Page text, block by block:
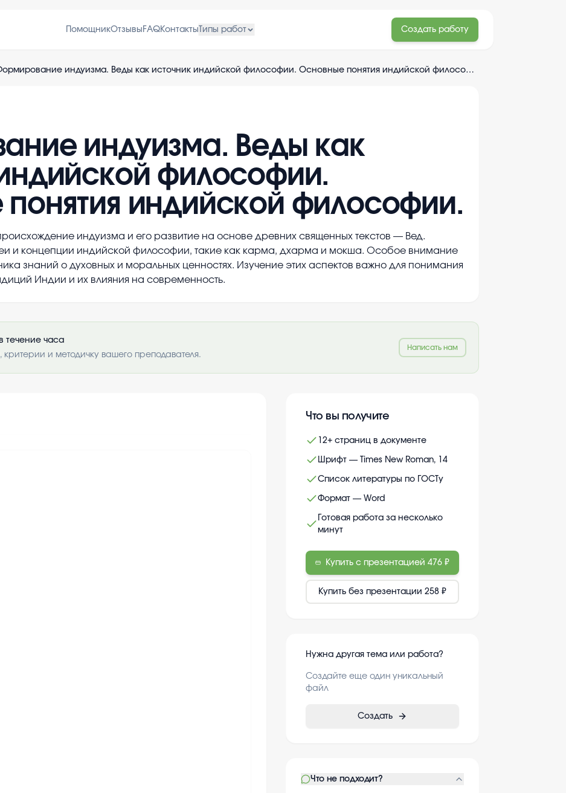
ПомощникОтзывы FAQКонтакты Типы работ Создать работу
Формирование индуизма. Веды как источник индийской философии. Основные понятия индийской философии.
индуизма. Веды как
философии.
индийской философии.
индуизма и его развитие на основе древних священных текстов — Вед.
и концепции индийской философии, такие как карма, дхарма и мокша. Особое внимание
знаний о духовных и моральных ценностях. Изучение этих аспектов важно для понимания
Индии и их влияния на современность.
течение часа
и методичку вашего преподавателя.
Написать нам
Что вы получите
12+ страниц в документе
Шрифт — Times New Roman, 14
Список литературы по ГОСТу
Формат — Word
Готовая работа за несколько
минут
Купить с презентацией 476 ₽
Купить без презентации 258 ₽
Нужна другая тема или работа?
Создайте еще один уникальный
файл
Создать
Что не подходит?